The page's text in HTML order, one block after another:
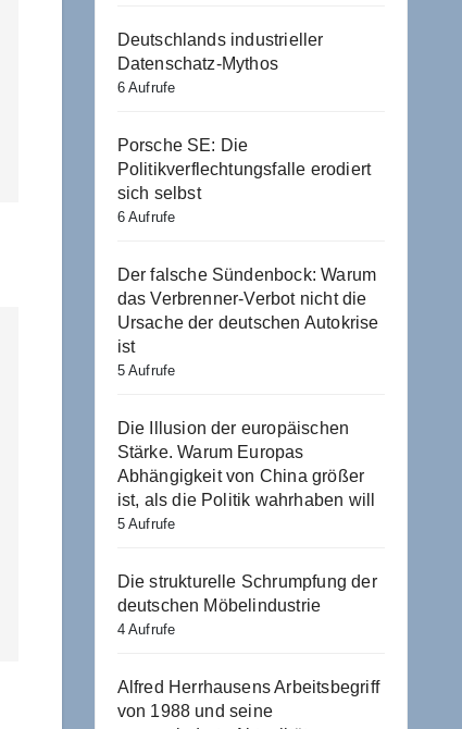
Deutschlands industrieller
Datenschatz-Mythos
6 Aufrufe
Porsche SE: Die
Politikverflechtungsfalle erodiert
sich selbst
6 Aufrufe
Der falsche Sündenbock: Warum
das Verbrenner-Verbot nicht die
Ursache der deutschen Autokrise
ist
5 Aufrufe
Die Illusion der europäischen
Stärke. Warum Europas
Abhängigkeit von China größer
ist, als die Politik wahrhaben will
5 Aufrufe
Die strukturelle Schrumpfung der
deutschen Möbelindustrie
4 Aufrufe
Alfred Herrhausens Arbeitsbegriff
von 1988 und seine